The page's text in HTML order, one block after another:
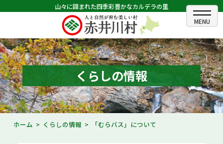
山々に囲まれた四季彩豊かなカルデラの里
ホーム
むらのできごと
むらのプロフィール
くらしの情報
くらしの情報
ホーム くらしの情報 「むらバス」について